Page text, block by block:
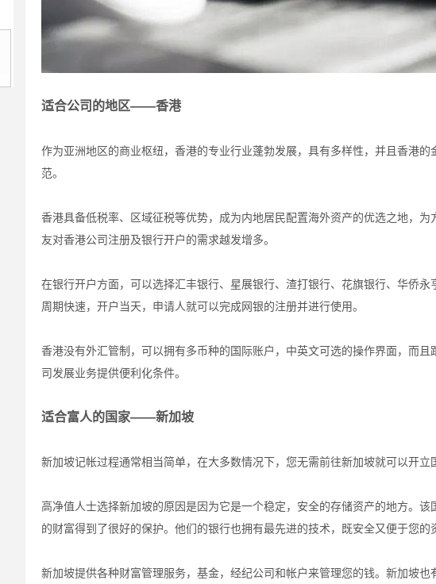
适合公司的地区——香港
作为亚洲地区的商业枢纽，香港的专业行业蓬勃发展，具有多样性，并且香港的
范。
香港具备低税率、区域征税等优势，成为内地居民配置海外资产的优选之地，为
友对香港公司注册及银行开户的需求越发增多。
在银行开户方面，可以选择汇丰银行、星展银行、渣打银行、花旗银行、华侨永
周期快速，开户当天，申请人就可以完成网银的注册并进行使用。
香港没有外汇管制，可以拥有多币种的国际账户，中英文可选的操作界面，而
司发展业务提供便利化条件。
适合富人的国家——新加坡
新加坡记帐过程通常相当简单，在大多数情况下，您无需前往新加坡就可以开立
高净值人士选择新加坡的原因是因为它是一个稳定，安全的存储资产的地方。该
的财富得到了很好的保护。他们的银行也拥有最先进的技术，既安全又便于您的
新加坡提供各种财富管理服务，基金，经纪公司和帐户来管理您的钱。新加坡也